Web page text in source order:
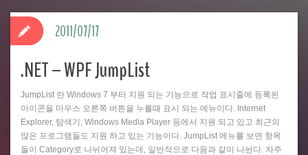
.NET – WPF JumpList
JumpList 란 Windows 7 부터 지원 되는 기능으로 작업 표시줄에 등록된
아이콘을 마우스 오른쪽 버튼을 누를때 표시 되는 메뉴이다. Internet
Explorer, 탐색기, Windows Media Player 등에서 지원 되고 있고 최근의
많은 프로그램들도 지원 하고 있는 기능이다. JumpList 메뉴를 보면 항목
들이 Category로 나뉘어져 있는데, 일반적으로 다음과 같이 나뉜다. 자주
2011/07/17